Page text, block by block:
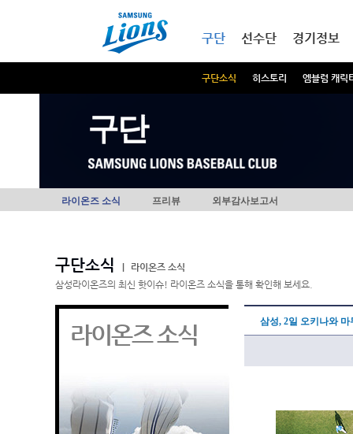
구단
구단소식 히스토리 엠블럼 캐릭
선수단 경기정보
구단
라이온즈 소식 프리뷰 외부감사보고서
구단소식
라이온즈 소식
삼성라이온즈의 최신 핫이슈! 라이온즈 소식을 통해 확인해 보세요.
라이온즈 소식 삼성, 2일 오키나와